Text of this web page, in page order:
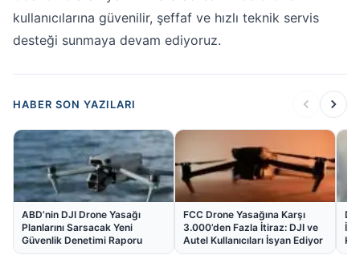
kullanıcılarına güvenilir, şeffaf ve hızlı teknik servis
desteği sunmaya devam ediyoruz.
HABER SON YAZILARI
ABD’nin DJI Drone Yasağı
Planlarını Sarsacak Yeni
Güvenlik Denetimi Raporu
FCC Drone Yasağına Karşı
3.000’den Fazla İtiraz: DJI ve
Autel Kullanıcıları İsyan Ediyor